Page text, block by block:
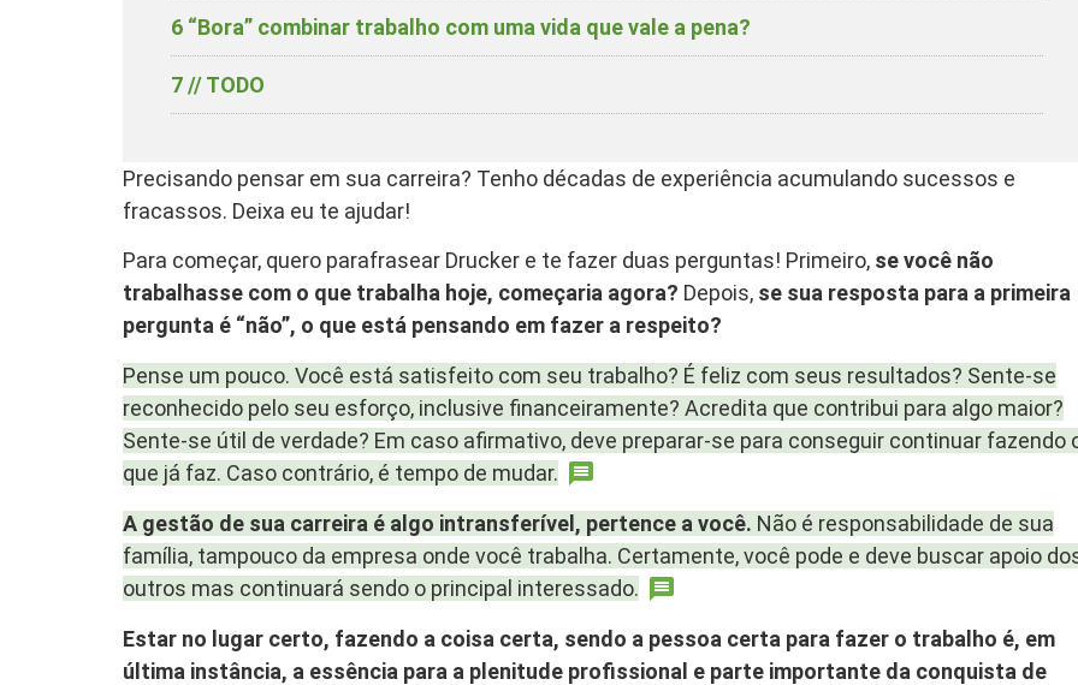
6 “Bora” combinar trabalho com uma vida que vale a pena?
7// TODO
Precisando pensar em sua carreira? Tenho décadas de experiência acumulando sucessos e
fracassos. Deixa eu te ajudar!
Para começar, quero parafrasear Drucker e te fazer duas perguntas! Primeiro, se você não
trabalhasse com o que trabalha hoje, começaria agora? Depois, se sua resposta para a primeira
pergunta é “não”, o que está pensando em fazer a respeito?
Pense um pouco. Você está satisfeito com seu trabalho? É feliz com seus resultados? Sente-se
reconhecido pelo seu esforço, inclusive financeiramente? Acredita que contribui para algo maior?
Sente-se útil de verdade? Em caso afirmativo, deve preparar-se para conseguir continuar fazendo
que já faz. Caso contrário, é tempo de mudar.
A gestão de sua carreira é algo intransferível, pertence a você. Não é responsabilidade de sua
família, tampouco da empresa onde você trabalha. Certamente, você pode e deve buscar apoio
outros mas continuará sendo o principal interessado.
Estar no lugar certo, fazendo a coisa certa, sendo a pessoa certa para fazer o trabalho é, em
última instância, a essência para a plenitude profissional e parte importante da conquista de